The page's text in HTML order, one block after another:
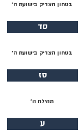
בטחון הצדיק בישועת ה׳
סד
בטחון הצדיק בישועת ה׳
סז
תהילת ה׳
ע